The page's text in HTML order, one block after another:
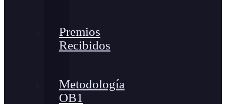
Premios
Recibidos
Metodología
OB1